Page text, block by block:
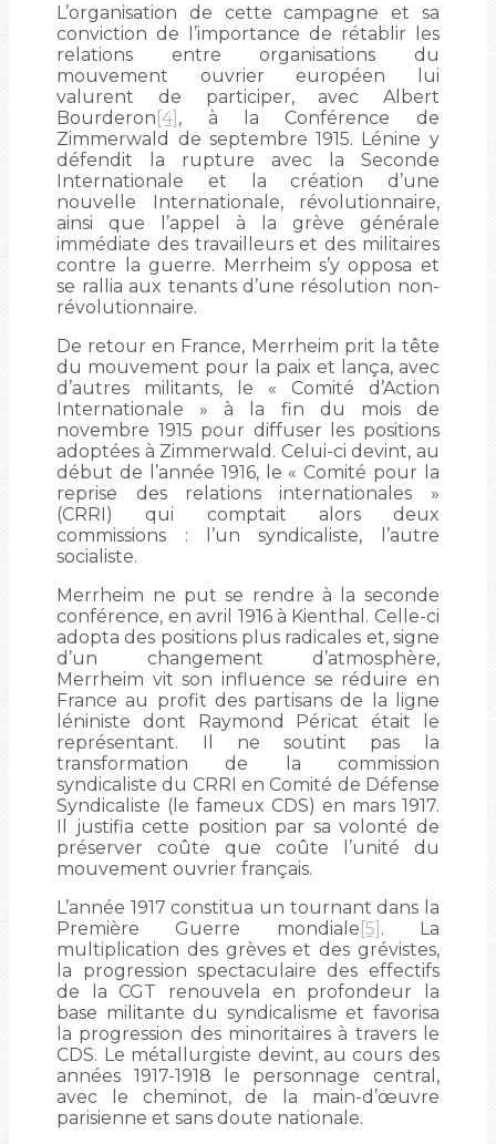
L’organisation de cette campagne et sa
conviction de l’importance de rétablir les
relations entre organisations du
mouvement ouvrier européen lui
valurent de participer, avec Albert
Bourderon [4] , à la Conférence de
Zimmerwald de septembre 1915. Lénine y
défendit la rupture avec la Seconde
Internationale et la création d’une
nouvelle Internationale, révolutionnaire,
ainsi que l’appel à la grève générale
immédiate des travailleurs et des militaires
contre la guerre. Merrheim s’y opposa et
se rallia aux tenants d’une résolution non-
révolutionnaire.
De retour en France, Merrheim prit la tête
du mouvement pour la paix et lança, avec
d’autres militants, le « Comité d’Action
Internationale » à la fin du mois de
novembre 1915 pour diffuser les positions
adoptées à Zimmerwald. Celui-ci devint, au
début de l’année 1916, le « Comité pour la
reprise des relations internationales »
(CRRI) qui comptait alors deux
commissions : l’un syndicaliste, l’autre
socialiste.
Merrheim ne put se rendre à la seconde
conférence, en avril 1916 à Kienthal. Celle-ci
adopta des positions plus radicales et, signe
d’un changement d’atmosphère,
Merrheim vit son influence se réduire en
France au profit des partisans de la ligne
léniniste dont Raymond Péricat était le
représentant. Il ne soutint pas la
transformation de la commission
syndicaliste du CRRI en Comité de Défense
Syndicaliste (le fameux CDS) en mars 1917.
Il justifia cette position par sa volonté de
préserver coûte que coûte l’unité du
mouvement ouvrier français.
L’année 1917 constitua un tournant dans la
Première Guerre mondiale [5] . La
multiplication des grèves et des grévistes,
la progression spectaculaire des effectifs
de la CGT renouvela en profondeur la
base militante du syndicalisme et favorisa
la progression des minoritaires à travers le
CDS. Le métallurgiste devint, au cours des
années 1917-1918 le personnage central,
avec le cheminot, de la main-d’œuvre
parisienne et sans doute nationale.